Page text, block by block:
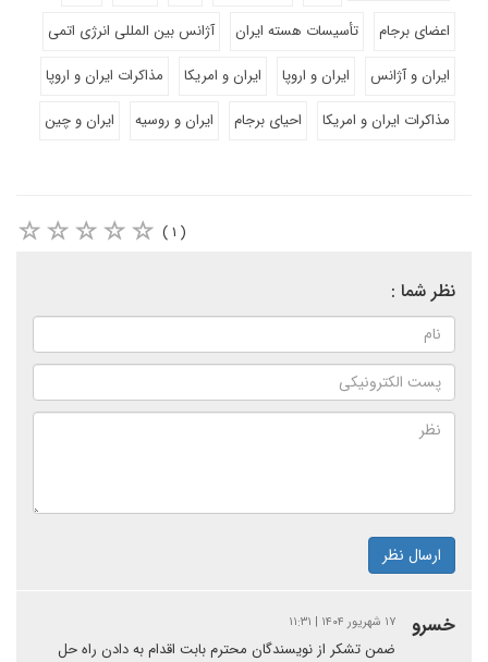
اعضای برجام
تأسیسات هسته ایران
آژانس بین المللی انرژی اتمی
ایران و آژانس
ایران و اروپا ایران و امریکا
مذاکرات ایران و اروپا
مذاکرات ایران و امریکا
احیای برجام ایران و روسیه ایران و چین
( ۱ )
نظر شما :
ارسال نظر
خسرو ۱۷ شهریور ۱۴۰۴ | ۱۱:۳۱
ضمن تشکر از نویسندگان محترم بابت اقدام به دادن راه حل